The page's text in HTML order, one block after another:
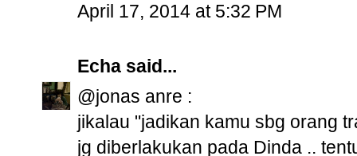
April 17, 2014 at 5:32 PM
Echa said...
@jonas anre :
jikalau "jadikan kamu sbg orang
jg diberlakukan pada Dinda ..